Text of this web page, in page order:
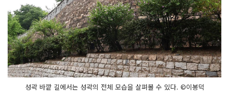
성곽 바깥 길에서는 성곽의 전체 모습을 살펴볼 수 있다. ©이봉덕